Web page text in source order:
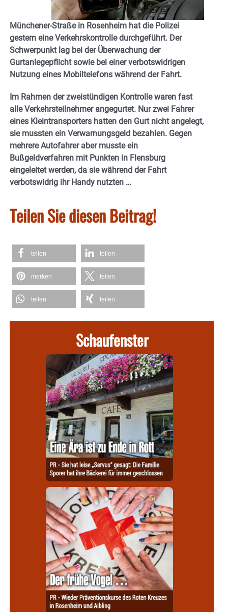
Münchener-Straße in Rosenheim hat die Polizei
gestern eine Verkehrskontrolle durchgeführt. Der
Schwerpunkt lag bei der Überwachung der
Gurtanlegepflicht sowie bei einer verbotswidrigen
Nutzung eines Mobiltelefons während der Fahrt.
Im Rahmen der zweistündigen Kontrolle waren fast
alle Verkehrsteilnehmer angegurtet. Nur zwei Fahrer
eines Kleintransporters hatten den Gurt nicht angelegt,
sie mussten ein Verwarnungsgeld bezahlen. Gegen
mehrere Autofahrer aber musste ein
Bußgeldverfahren mit Punkten in Flensburg
eingeleitet werden, da sie während der Fahrt
verbotswidrig ihr Handy nutzten …
Teilen Sie diesen Beitrag!
teilen teilen
merken teilen
teilen teilen
Schaufenster